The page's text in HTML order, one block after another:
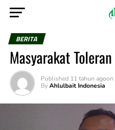
BERITA
Masyarakat
Published 11 tahun agoon
By Ahlulbait Indonesia